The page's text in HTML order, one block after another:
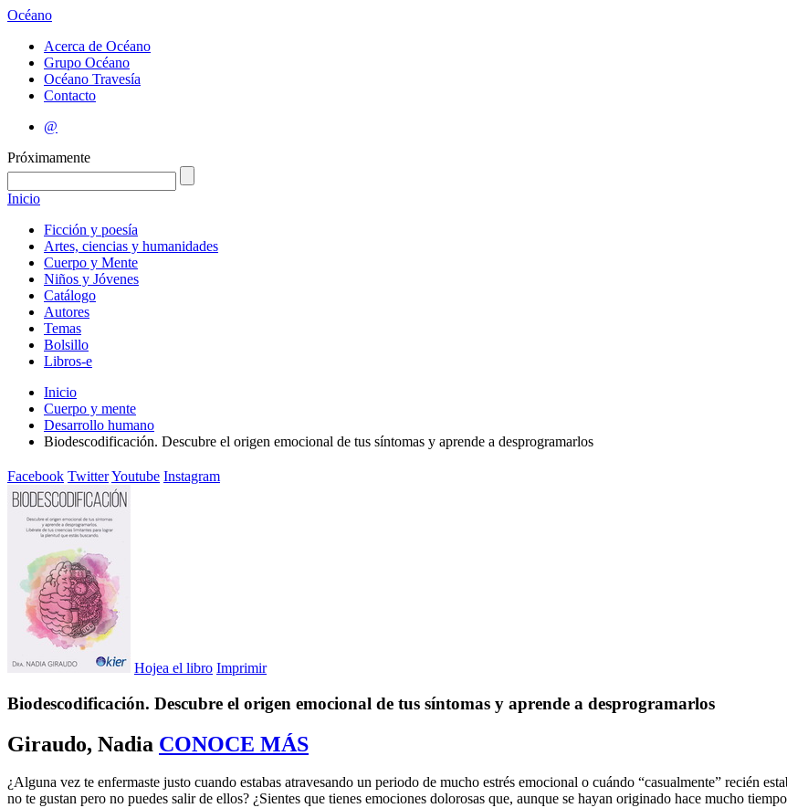
Océano
Acerca de Océano
Grupo Océano
Océano Travesía
Contacto
@
Próximamente
Inicio
Ficción y poesía
Artes, ciencias y humanidades
Cuerpo y Mente
Niños y Jóvenes
Catálogo
Autores
Temas
Bolsillo
Libros-e
Inicio
Cuerpo y mente
Desarrollo humano
Biodescodificación. Descubre el origen emocional de tus síntomas y aprende a desprogramarlos
Facebook TwitterYoutube Instagram
Hojea el libro Imprimir
Biodescodificación. Descubre el origen emocional de tus síntomas y aprende a desprogramarlos
Giraudo, Nadia CONOCE MÁS
¿Alguna vez te enfermaste justo cuando estabas atravesando un periodo de mucho estrés emocional o cuándo “casualmente” recién
no te gustan pero no puedes salir de ellos? ¿Sientes que tienes emociones dolorosas que, aunque se hayan originado hace mucho